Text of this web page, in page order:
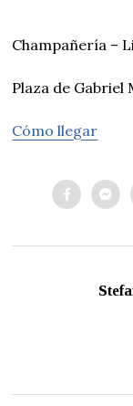
Champañería –
Plaza de Gabriel
Cómo llegar